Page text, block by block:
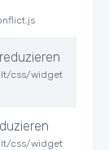
css/widget
css/widget